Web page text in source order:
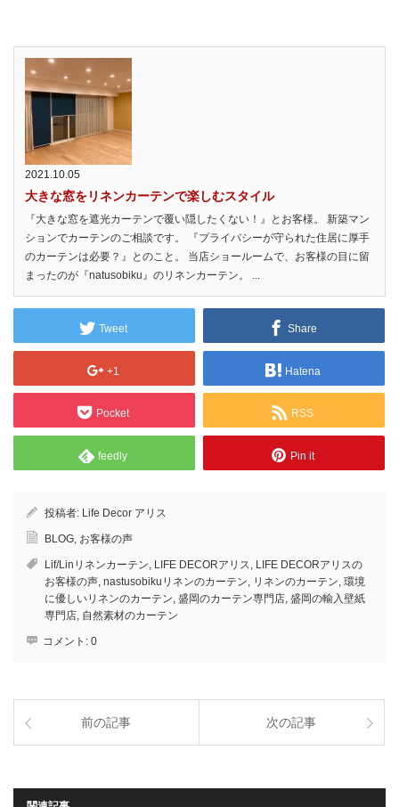
2021.10.05
大きな窓をリネンカーテンで楽しむスタイル
『大きな窓を遮光カーテンで覆い隠したくない！』とお客様。 新築マン
ションでカーテンのご相談です。 『プライバシーが守られた住居に厚手
のカーテンは必要？』とのこと。 当店ショールームで、お客様の目に留
まったのが『natusobiku』のリネンカーテン。 ...
Tweet Share
+1 Hatena
Pocket RSS
feedly Pin it
投稿者: Life Decor アリス
BLOG, お客様の声
Lif/Linリネンカーテン, LIFE DECORアリス, LIFE DECORアリスの
お客様の声, nastusobikuリネンのカーテン, リネンのカーテン, 環境
に優しいリネンのカーテン, 盛岡のカーテン専門店, 盛岡の輸入壁紙
専門店, 自然素材のカーテン
コメント: 0
前の記事 次の記事